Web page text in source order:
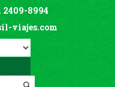
2409-8994
viajes.com